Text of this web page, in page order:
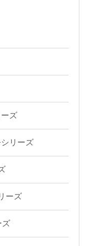
ズ
リーズ
ーズ
ズ